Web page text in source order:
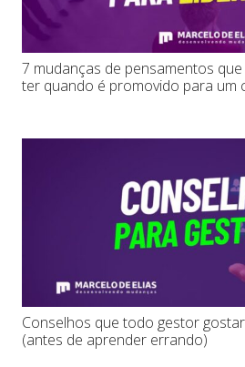
7 mudanças de pensamentos
ter quando é promovido para um
Conselhos que todo gestor
(antes de aprender errando)